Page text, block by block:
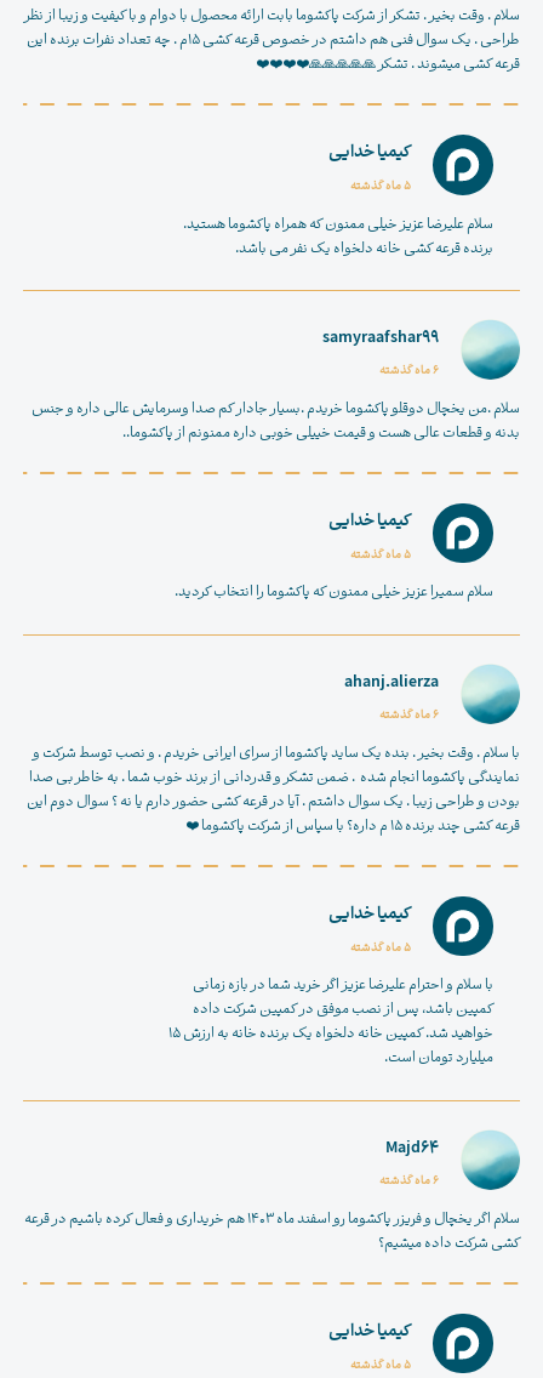
سلام . وقت بخیر . تشکر از شرکت پاکشوما بابت ارائه محصول با دوام و با کیفیت و زیبا از نظر
طراحی . یک سوال فنی هم داشتم در خصوص قرعه کشی ۱۵م . چه تعداد نفرات برنده این
قرعه کشی میشوند . تشکر 🙏🙏🙏🙏🙏❤️❤️❤️❤️
کیمیا خدایی
5 ماه گذشته
سلام علیرضا عزیز خیلی ممنون که همراه پاکشوما هستید.
برنده قرعه کشی خانه دلخواه یک نفر می باشد.
samyraafshar99
6 ماه گذشته
سلام .من یخچال دوقلو پاکشوما خریدم .بسیار جادار کم صدا وسرمایش عالی داره و جنس
بدنه و قطعات عالی هست و قیمت خییلی خوبی داره ممنونم از پاکشوما..
کیمیا خدایی
5 ماه گذشته
سلام سمیرا عزیز خیلی ممنون که پاکشوما را انتخاب کردید.
ahanj.alierza
6 ماه گذشته
با سلام . وقت بخیر . بنده یک ساید پاکشوما از سرای ایرانی خریدم . و نصب توسط شرکت و
نمایندگی پاکشوما انجام شده ‌ . ضمن تشکر و قدردانی از برند خوب شما . به خاطر بی صدا
بودن و طراحی زیبا . یک سوال داشتم . آیا در قرعه کشی حضور دارم یا نه ؟ سوال دوم این
قرعه کشی چند برنده ۱۵ م داره؟ با سپاس از شرکت پاکشوما ❤️
کیمیا خدایی
5 ماه گذشته
با سلام و احترام علیرضا عزیز اگر خرید شما در بازه زمانی
کمپین باشد، پس از نصب موفق در کمپین شرکت داده
خواهید شد. کمپین خانه دلخواه یک برنده خانه به ارزش ۱۵
میلیارد تومان است.
Majd64
6 ماه گذشته
سلام اگر یخچال و فریزر پاکشوما رو اسفند ماه 1403 هم خریداری و فعال کرده باشیم در قرعه
کشی شرکت داده میشیم؟
کیمیا خدایی
5 ماه گذشته